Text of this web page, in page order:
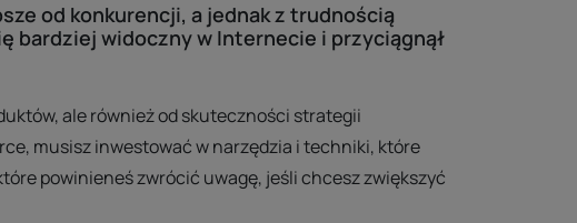
od konkurencji, a jednak z trudnością
bardziej widoczny w Internecie i przyciągnął
ale również od skuteczności strategii
musisz inwestować w narzędzia i techniki, które
powinieneś zwrócić uwagę, jeśli chcesz zwiększyć